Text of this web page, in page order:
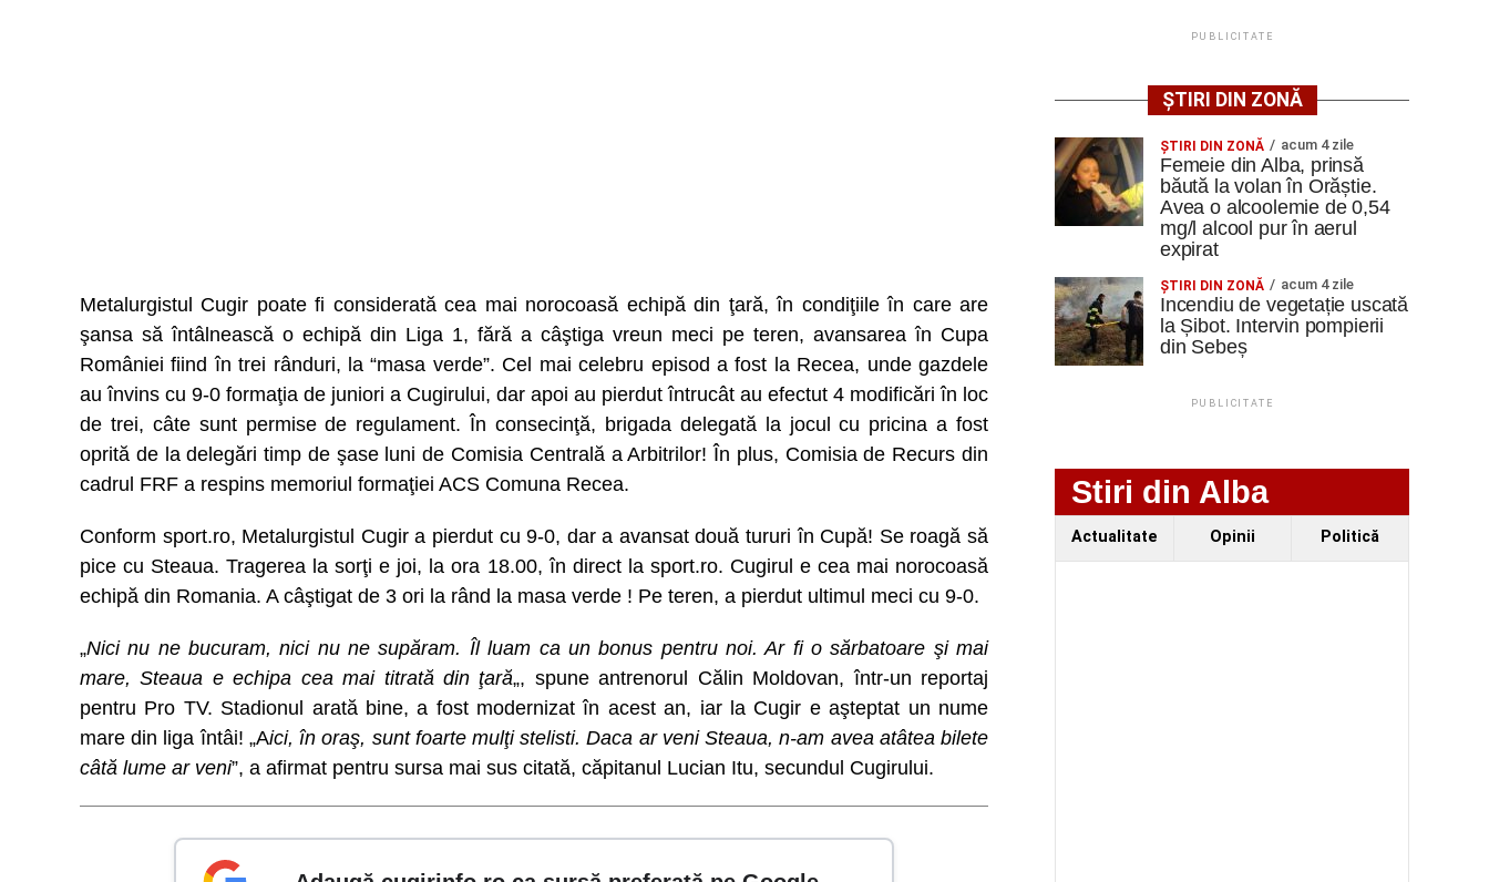
Metalurgistul Cugir poate fi considerată cea mai norocoasă echipă din ţară, în condiţiile în care are
şansa să întâlnească o echipă din Liga 1, fără a câştiga vreun meci pe teren, avansarea în Cupa
României fiind în trei rânduri, la “masa verde”. Cel mai celebru episod a fost la Recea, unde gazdele
au învins cu 9-0 formaţia de juniori a Cugirului, dar apoi au pierdut întrucât au efectut 4 modificări în loc
de trei, câte sunt permise de regulament. În consecinţă, brigada delegată la jocul cu pricina a fost
oprită de la delegări timp de şase luni de Comisia Centrală a Arbitrilor! În plus, Comisia de Recurs din
cadrul FRF a respins memoriul formaţiei ACS Comuna Recea.
Conform sport.ro, Metalurgistul Cugir a pierdut cu 9-0, dar a avansat două tururi în Cupă! Se roagă să
pice cu Steaua. Tragerea la sorţi e joi, la ora 18.00, în direct la sport.ro. Cugirul e cea mai norocoasă
echipă din Romania. A câştigat de 3 ori la rând la masa verde ! Pe teren, a pierdut ultimul meci cu 9-0.
„Nici nu ne bucuram, nici nu ne supăram. Îl luam ca un bonus pentru noi. Ar fi o sărbatoare şi mai
mare, Steaua e echipa cea mai titrată din ţară„, spune antrenorul Călin Moldovan, într-un reportaj
pentru Pro TV. Stadionul arată bine, a fost modernizat în acest an, iar la Cugir e aşteptat un nume
mare din liga întâi! „Aici, în oraş, sunt foarte mulţi stelisti. Daca ar veni Steaua, n-am avea atâtea bilete
câtă lume ar veni”, a afirmat pentru sursa mai sus citată, căpitanul Lucian Itu, secundul Cugirului.
PUBLICITATE
ȘTIRI DIN ZONĂ
ŞTIRI DIN ZONĂ acum 4 zile
Femeie din Alba, prinsă
băută la volan în Orăștie.
Avea o alcoolemie de 0,54
mg/l alcool pur în aerul
expirat
ŞTIRI DIN ZONĂ acum 4 zile
Incendiu de vegetație uscată
la Șibot. Intervin pompierii
din Sebeș
PUBLICITATE
Stiri din Alba
Actualitate Opinii Politică